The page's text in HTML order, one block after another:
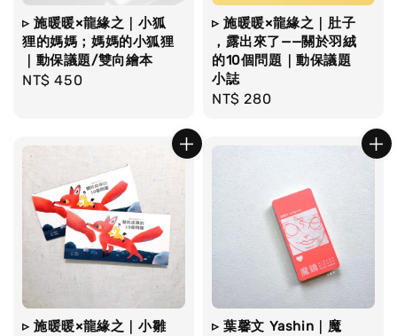
▹ 施暖暖×龍緣之｜小狐
狸的媽媽；媽媽的小狐狸
｜動保議題/雙向繪本
Regular
NT$ 450
▹ 施暖暖×龍緣之｜肚子
，露出來了——關於羽絨
的10個問題｜動保議題
小誌
Regular
NT$ 280
▹ 施暖暖×龍緣之｜小雛
▹ 葉馨文 Yashin｜魔